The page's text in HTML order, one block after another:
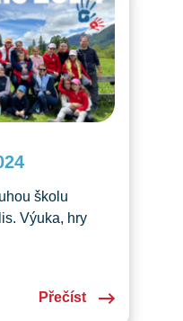
školu
Výuka, hry
Přečíst